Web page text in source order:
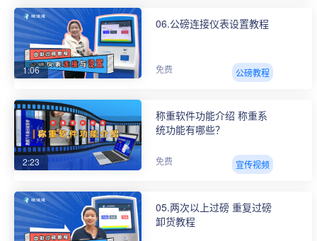
1:06
06.公磅连接仪表设置教程
免费 公磅教程
2:23
称重软件功能介绍 称重系
统功能有哪些？
免费 宣传视频
05.两次以上过磅 重复过磅
卸货教程